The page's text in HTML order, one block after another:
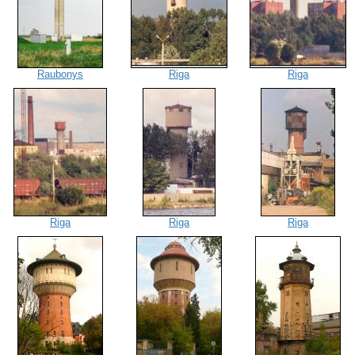
Raubonys Riga Riga
Riga Riga Riga